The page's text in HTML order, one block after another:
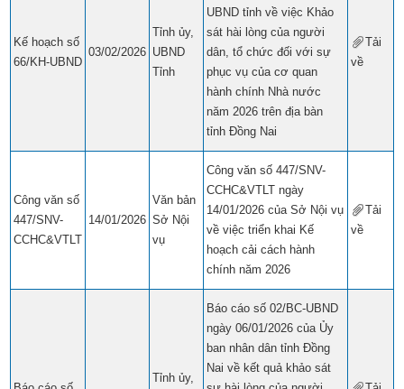
Kế hoạch số
66/KH-UBND
03/02/2026
Tỉnh ủy,
UBND
Tỉnh
UBND tỉnh về việc Khảo
sát hài lòng của người
dân, tổ chức đối với sự
phục vụ của cơ quan
hành chính Nhà nước
năm 2026 trên địa bàn
tỉnh Đồng Nai
Tải
về
Công văn số
447/SNV-
CCHC&VTLT
14/01/2026
Văn bản
Sở Nội
vụ
Công văn số 447/SNV-
CCHC&VTLT ngày
14/01/2026 của Sở Nội vụ
về việc triển khai Kế
hoạch cải cách hành
chính năm 2026
Tải
về
Tỉnh ủy,
Báo cáo số 02/BC-UBND
ngày 06/01/2026 của Ủy
ban nhân dân tỉnh Đồng
Nai về kết quả khảo sát